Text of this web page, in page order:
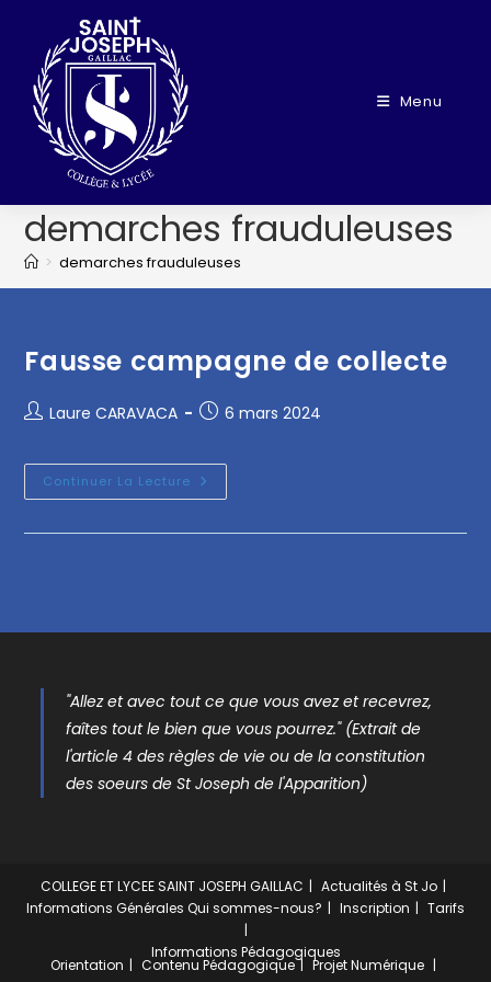
Menu
demarches frauduleuses
> demarches frauduleuses
Fausse campagne de collecte
Laure CARAVACA 6 mars 2024
Continuer La Lecture
"Allez et avec tout ce que vous avez et recevrez,
faîtes tout le bien que vous pourrez." (Extrait de
l'article 4 des règles de vie ou de la constitution
des soeurs de St Joseph de l'Apparition)
COLLEGE ET LYCEE SAINT JOSEPH GAILLAC
Actualités à St Jo
Informations Générales Qui sommes-nous? Inscription Tarifs
Informations Pédagogiques
Orientation Contenu Pédagogique Projet Numérique